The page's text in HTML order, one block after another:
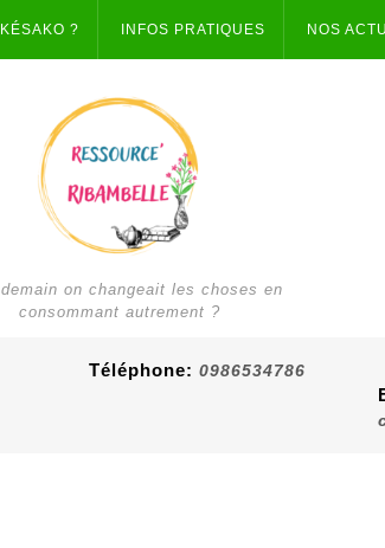
? INFOS PRATIQUES NOS
on changeait les choses en
consommant autrement ?
Téléphone: 0986534786